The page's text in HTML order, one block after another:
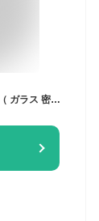
果実酒びん 漬け上手 2L らっきょう 1kg用 保存容器 （ ガラス 密閉 取っ手付き 保存びん 梅酒びん 梅酒ビン 梅酒容器 物容器 漬け物容器 ガラス製 保存瓶 つけもの容器 保存 瓶 梅干し 漬け物 日本製 ）